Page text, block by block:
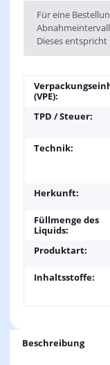
x
Für eine
Dieses
(VPE):
TPD / Steuer:
Technik:
Herkunft:
Füllmenge des
Liquids:
Produktart:
Inhaltsstoffe:
Beschreibung